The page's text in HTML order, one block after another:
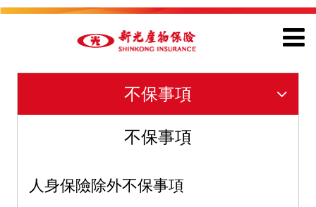
不保事項
不保事項
人身保險除外不保事項